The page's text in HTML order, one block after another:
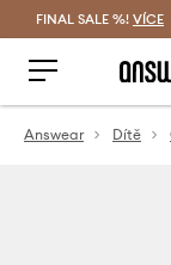
FINAL SALE %! VÍCE
Answear Dítě